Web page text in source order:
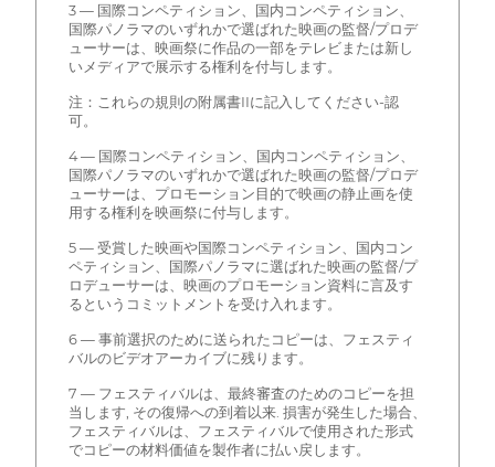
3 — 国際コンペティション、国内コンペティション、
国際パノラマのいずれかで選ばれた映画の監督/プロデ
ューサーは、映画祭に作品の一部をテレビまたは新し
いメディアで展示する権利を付与します。
注：これらの規則の附属書IIに記入してください-認
可。
4 — 国際コンペティション、国内コンペティション、
国際パノラマのいずれかで選ばれた映画の監督/プロデ
ューサーは、プロモーション目的で映画の静止画を使
用する権利を映画祭に付与します。
5 — 受賞した映画や国際コンペティション、国内コン
ペティション、国際パノラマに選ばれた映画の監督/プ
ロデューサーは、映画のプロモーション資料に言及す
るというコミットメントを受け入れます。
6 — 事前選択のために送られたコピーは、フェスティ
バルのビデオアーカイブに残ります。
7 — フェスティバルは、最終審査のためのコピーを担
当します, その復帰への到着以来. 損害が発生した場合、
フェスティバルは、フェスティバルで使用された形式
でコピーの材料価値を製作者に払い戻します。